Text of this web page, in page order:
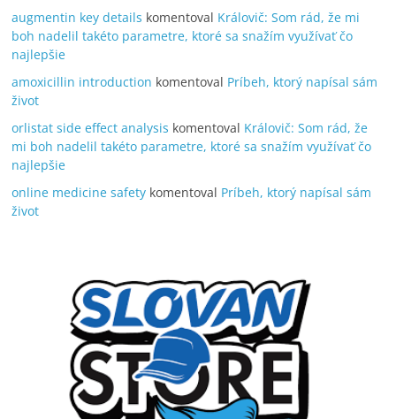
augmentin key details komentoval Královič: Som rád, že mi
boh nadelil takéto parametre, ktoré sa snažím využívať čo
najlepšie
amoxicillin introduction komentoval Príbeh, ktorý napísal sám
život
orlistat side effect analysis komentoval Královič: Som rád, že
mi boh nadelil takéto parametre, ktoré sa snažím využívať čo
najlepšie
online medicine safety komentoval Príbeh, ktorý napísal sám
život